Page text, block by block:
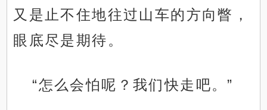
又是止不住地往过山车的方向瞥，
眼底尽是期待。
“怎么会怕呢？我们快走吧。”